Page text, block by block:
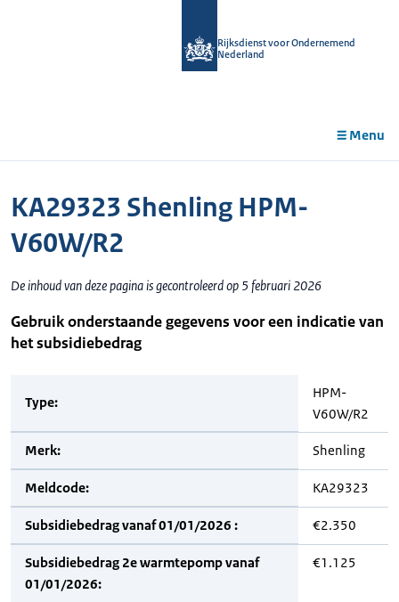
Rijksdienst voor Ondernemend
Nederland
Menu
KA29323 Shenling HPM-
V60W/R2
De inhoud van deze pagina is gecontroleerd op 5 februari 2026
Gebruik onderstaande gegevens voor een indicatie van
het subsidiebedrag
Type:
HPM-
V60W/R2
Merk: Shenling
Meldcode: KA29323
Subsidiebedrag vanaf 01/01/2026 : €2.350
Subsidiebedrag 2e warmtepomp vanaf
01/01/2026:
€1.125